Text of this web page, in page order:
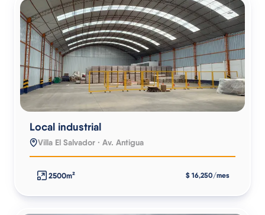
Local industrial
Villa El Salvador · Av. Antigua
2500m² $ 16,250/mes